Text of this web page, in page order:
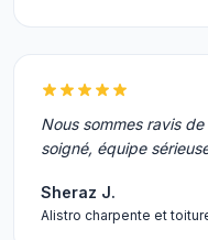
Nous sommes ravis
soigné, équipe
Sheraz J.
Alistro charpente et